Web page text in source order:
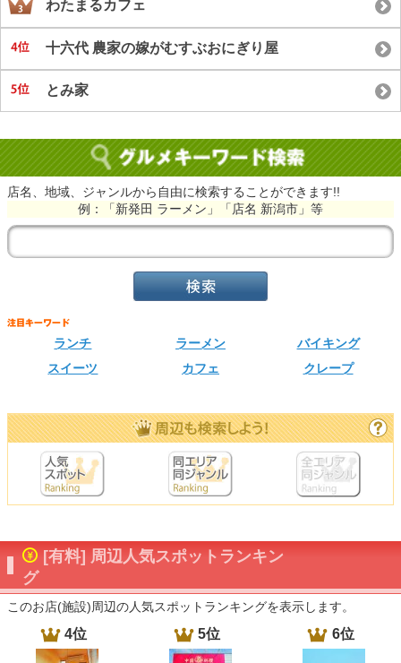
わたまるカフェ
十六代 農家の嫁がむすぶおにぎり屋
とみ家
店名、地域、ジャンルから自由に検索することができます!!
例：「新発田 ラーメン」「店名 新潟市」等
ランチ ラーメン
バイキング
スイーツ
カフェ クレープ
[有料] 周辺人気スポットランキン
グ
このお店(施設)周辺の人気スポットランキングを表示します。
4位 5位 6位